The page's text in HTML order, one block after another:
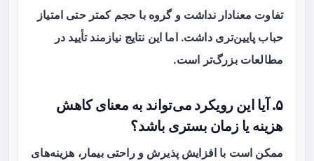
تفاوت معنادار نداشت و گروه با حجم کمتر حتی امتیاز
حباب پایین‌تری داشت. اما این نتایج نیازمند تأیید در
مطالعات بزرگ‌تر است.
۵. آیا این رویکرد می‌تواند به معنای کاهش
هزینه یا زمان بستری باشد؟
ممکن است با افزایش پذیرش و راحتی بیمار، هزینه‌های